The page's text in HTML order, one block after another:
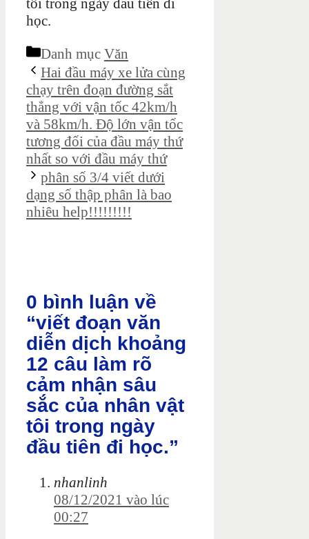
tôi trong ngày đầu tiên đi
học.
Danh mục Văn
Hai đầu máy xe lửa cùng
chạy trên đoạn đường sắt
thẳng với vận tốc 42km/h
và 58km/h. Độ lớn vận tốc
tương đối của đầu máy thứ
nhất so với đầu máy thứ
phân số 3/4 viết dưới
dạng số thập phân là bao
nhiêu help!!!!!!!!!
0 bình luận về
“viết đoạn văn
diễn dịch khoảng
12 câu làm rõ
cảm nhận sâu
sắc của nhân vật
tôi trong ngày
đầu tiên đi học.”
nhanlinh
08/12/2021 vào lúc
00:27